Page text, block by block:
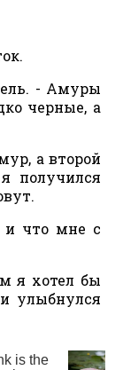
- Амуры
черные, а
а второй
получился
и что мне с
я хотел бы
улыбнулся